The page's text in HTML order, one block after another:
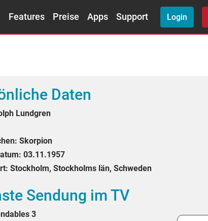
Features Preise Apps Support Login
Daten
Lundgren
Skorpion
03.11.1957
Stockholm, Stockholms län, Schweden
Sendung im TV
3